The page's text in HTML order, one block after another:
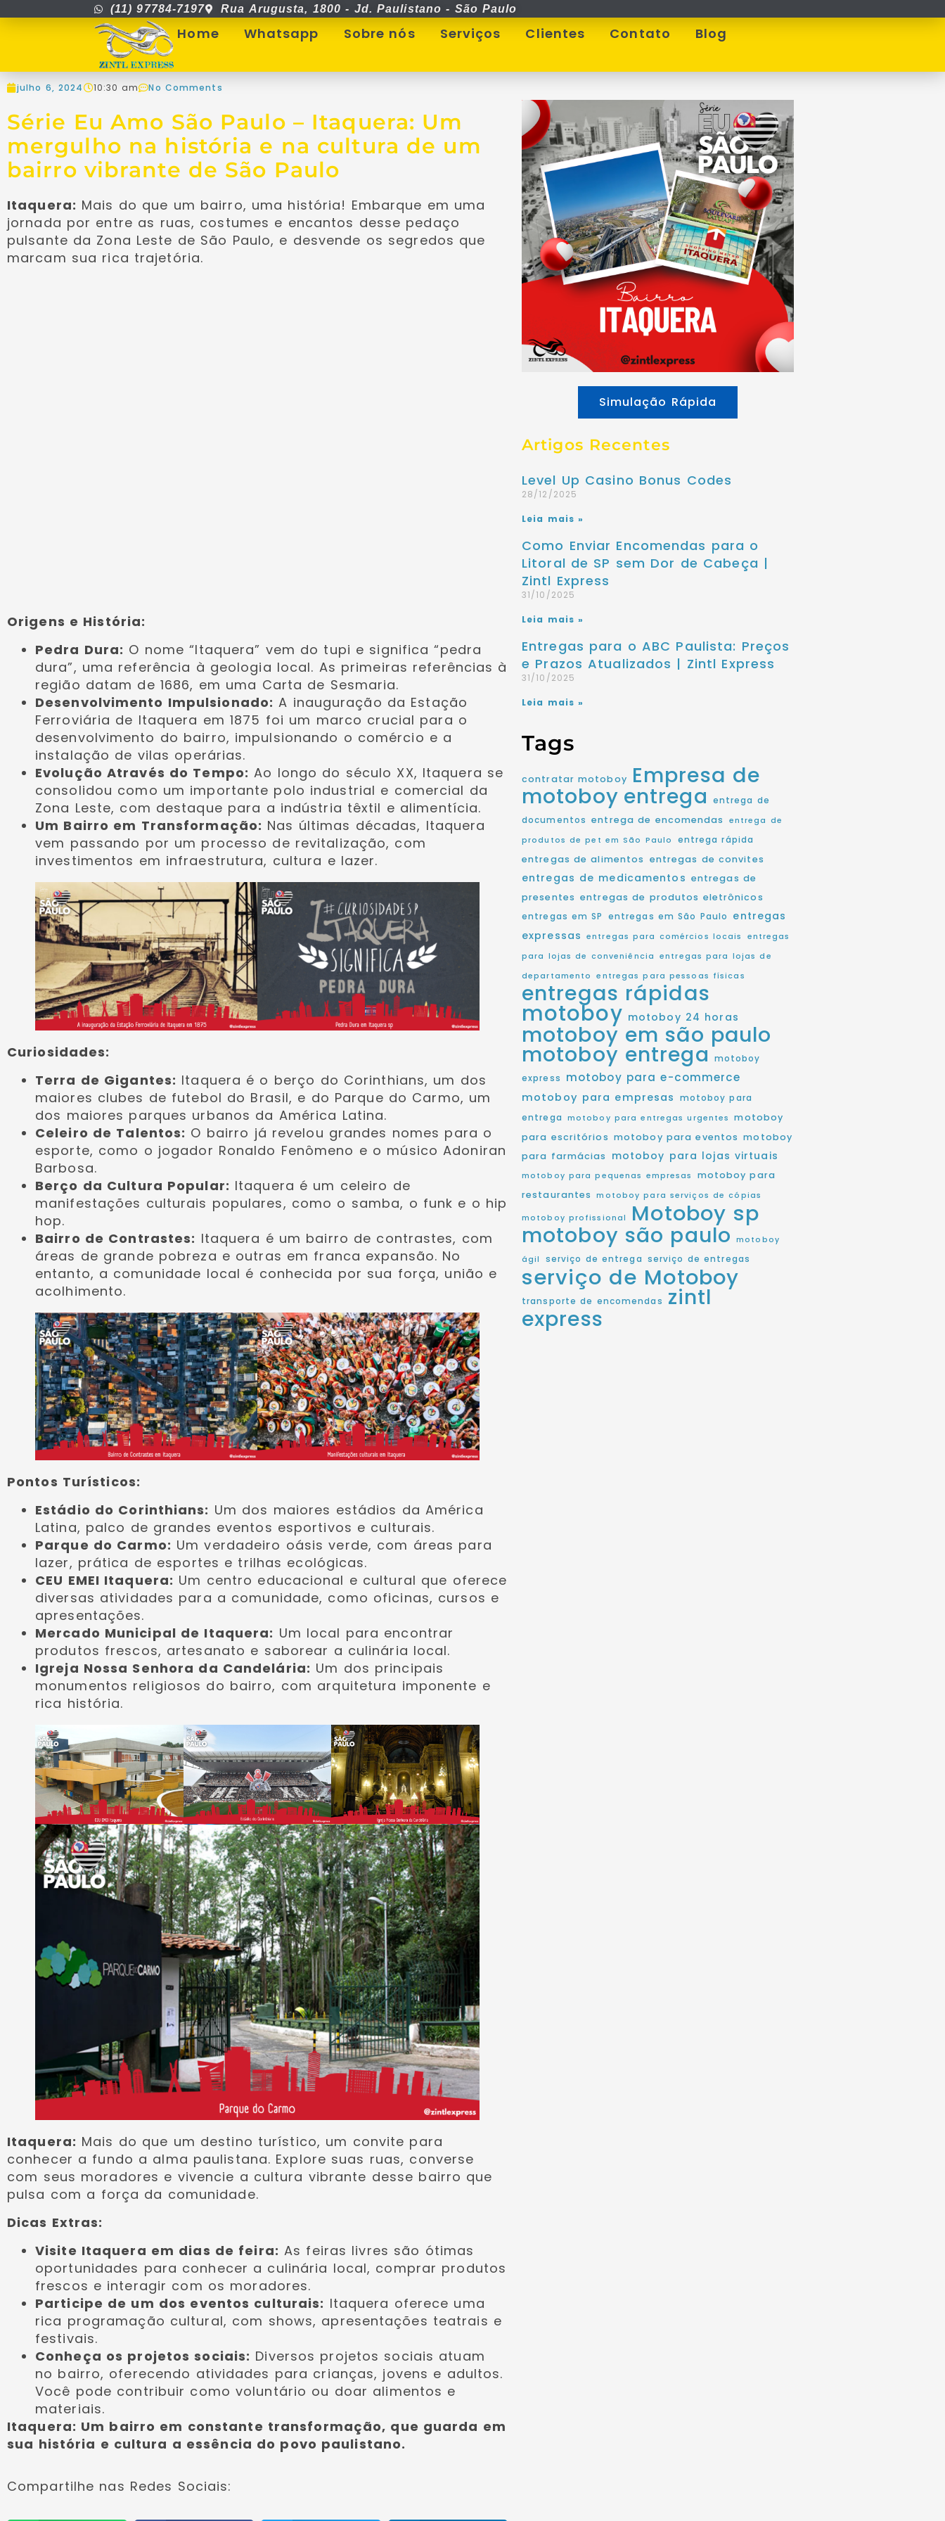
(11) 97784-7197 Rua Arugusta, 1800 - Jd. Paulistano - São Paulo
Home Whatsapp Sobre nós Serviços Clientes Contato Blog
julho 6, 2024 10:30 am No Comments
Série Eu Amo São Paulo – Itaquera: Um
mergulho na história e na cultura de um
bairro vibrante de São Paulo
Itaquera: Mais do que um bairro, uma história! Embarque em uma
jornada por entre as ruas, costumes e encantos desse pedaço
pulsante da Zona Leste de São Paulo, e desvende os segredos que
marcam sua rica trajetória.
Origens e História:
Pedra Dura: O nome “Itaquera” vem do tupi e significa “pedra
dura”, uma referência à geologia local. As primeiras referências à
região datam de 1686, em uma Carta de Sesmaria.
Desenvolvimento Impulsionado: A inauguração da Estação
Ferroviária de Itaquera em 1875 foi um marco crucial para o
desenvolvimento do bairro, impulsionando o comércio e a
instalação de vilas operárias.
Evolução Através do Tempo: Ao longo do século XX, Itaquera se
consolidou como um importante polo industrial e comercial da
Zona Leste, com destaque para a indústria têxtil e alimentícia.
Um Bairro em Transformação: Nas últimas décadas, Itaquera
vem passando por um processo de revitalização, com
investimentos em infraestrutura, cultura e lazer.
Curiosidades:
Terra de Gigantes: Itaquera é o berço do Corinthians, um dos
maiores clubes de futebol do Brasil, e do Parque do Carmo, um
dos maiores parques urbanos da América Latina.
Celeiro de Talentos: O bairro já revelou grandes nomes para o
esporte, como o jogador Ronaldo Fenômeno e o músico Adoniran
Barbosa.
Berço da Cultura Popular: Itaquera é um celeiro de
manifestações culturais populares, como o samba, o funk e o hip
hop.
Bairro de Contrastes: Itaquera é um bairro de contrastes, com
áreas de grande pobreza e outras em franca expansão. No
entanto, a comunidade local é conhecida por sua força, união e
acolhimento.
Pontos Turísticos:
Estádio do Corinthians: Um dos maiores estádios da América
Latina, palco de grandes eventos esportivos e culturais.
Parque do Carmo: Um verdadeiro oásis verde, com áreas para
lazer, prática de esportes e trilhas ecológicas.
CEU EMEI Itaquera: Um centro educacional e cultural que oferece
diversas atividades para a comunidade, como oficinas, cursos e
apresentações.
Mercado Municipal de Itaquera: Um local para encontrar
produtos frescos, artesanato e saborear a culinária local.
Igreja Nossa Senhora da Candelária: Um dos principais
monumentos religiosos do bairro, com arquitetura imponente e
rica história.
Itaquera: Mais do que um destino turístico, um convite para
conhecer a fundo a alma paulistana. Explore suas ruas, converse
com seus moradores e vivencie a cultura vibrante desse bairro que
pulsa com a força da comunidade.
Dicas Extras:
Visite Itaquera em dias de feira: As feiras livres são ótimas
oportunidades para conhecer a culinária local, comprar produtos
frescos e interagir com os moradores.
Participe de um dos eventos culturais: Itaquera oferece uma
rica programação cultural, com shows, apresentações teatrais e
festivais.
Conheça os projetos sociais: Diversos projetos sociais atuam
no bairro, oferecendo atividades para crianças, jovens e adultos.
Você pode contribuir como voluntário ou doar alimentos e
materiais.
Itaquera: Um bairro em constante transformação, que guarda em
sua história e cultura a essência do povo paulistano.
Compartilhe nas Redes Sociais:
Simulação Rápida
Artigos Recentes
Level Up Casino Bonus Codes
28/12/2025
Leia mais »
Como Enviar Encomendas para o
Litoral de SP sem Dor de Cabeça |
Zintl Express
31/10/2025
Leia mais »
Entregas para o ABC Paulista: Preços
e Prazos Atualizados | Zintl Express
31/10/2025
Leia mais »
Tags
contratar motoboy Empresa de
motoboy entrega
entrega de
documentos entrega de encomendas
entrega de
produtos de pet em São Paulo
entrega rápida
entregas de alimentos entregas de convites
entregas de medicamentos entregas de
presentes entregas de produtos eletrônicos
entregas em SP entregas em São Paulo
entregas
expressas
entregas para comércios locais
entregas
para lojas de conveniência
entregas para lojas de
departamento
entregas para pessoas físicas
entregas rápidas
motoboy motoboy 24 horas
motoboy em são paulo
motoboy entrega
motoboy
express
motoboy para e-commerce
motoboy para empresas
motoboy para
entrega motoboy para entregas urgentes
motoboy
para escritórios motoboy para eventos motoboy
para farmácias
motoboy para lojas virtuais
motoboy para pequenas empresas
motoboy para
restaurantes
motoboy para serviços de cópias
motoboy profissional Motoboy sp
motoboy são paulo
motoboy
ágil
serviço de entrega serviço de entregas
serviço de Motoboy
transporte de encomendas zintl
express